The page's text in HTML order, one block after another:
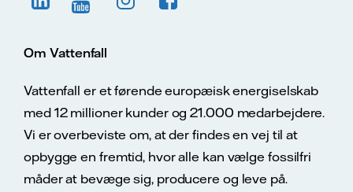
Om Vattenfall
Vattenfall er et førende europæisk energiselskab
med 12 millioner kunder og 21.000 medarbejdere.
Vi er overbeviste om, at der findes en vej til at
opbygge en fremtid, hvor alle kan vælge fossilfri
måder at bevæge sig, producere og leve på.